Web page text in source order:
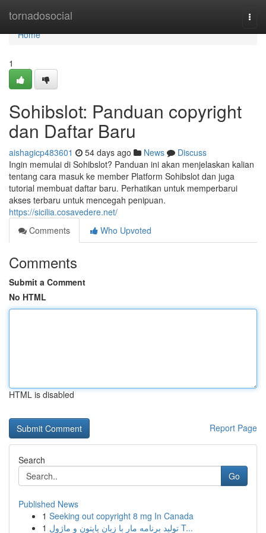
tornadosocial
Home
Home
1
Sohibslot: Panduan copyright
dan Daftar Baru
aishagicp483601 54 days ago News
Discuss
Ingin memulai di Sohibslot? Panduan ini akan menjelaskan kalian
tentang cara masuk ke member Platform Sohibslot dan juga
tutorial membuat daftar baru. Perhatikan untuk memperbarui
akses terbaru untuk mencegah penipuan.
https://sicilia.cosavedere.net/
Comments
Who Upvoted
Comments
Submit a Comment
No HTML
HTML is disabled
Report Page
Search
Go
Published News
1 Seeking out copyright 8 mg In Canada
1
تولید برنامه مار با زبان پایتون و ماژول T...